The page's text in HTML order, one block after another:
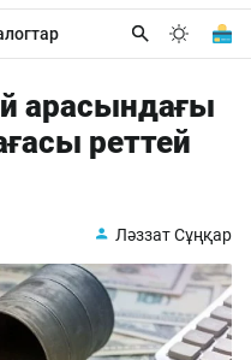
арасындағы
реттей
Ләззат Сұңқар